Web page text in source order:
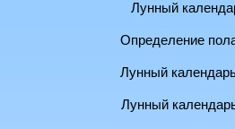
Лунный
Определение
Лунный
Лунный